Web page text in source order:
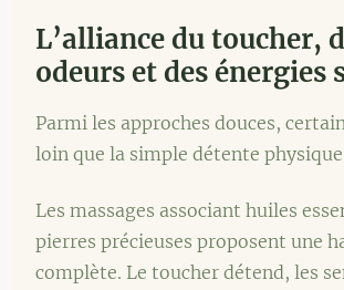
L’alliance du toucher,
odeurs et des énergies
Parmi les approches douces,
loin que la simple détente
Les massages associant huiles
pierres précieuses proposent une
complète. Le toucher détend, les